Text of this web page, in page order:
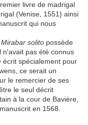
livre de madrigal
(Venise, 1551) ainsi
qui nous
Mirabar solito possède
n'avait pas été connus
spécialement pour
ce serait un
le remercier de ses
le seul décrit
à la cour de Bavière,
en 1568.